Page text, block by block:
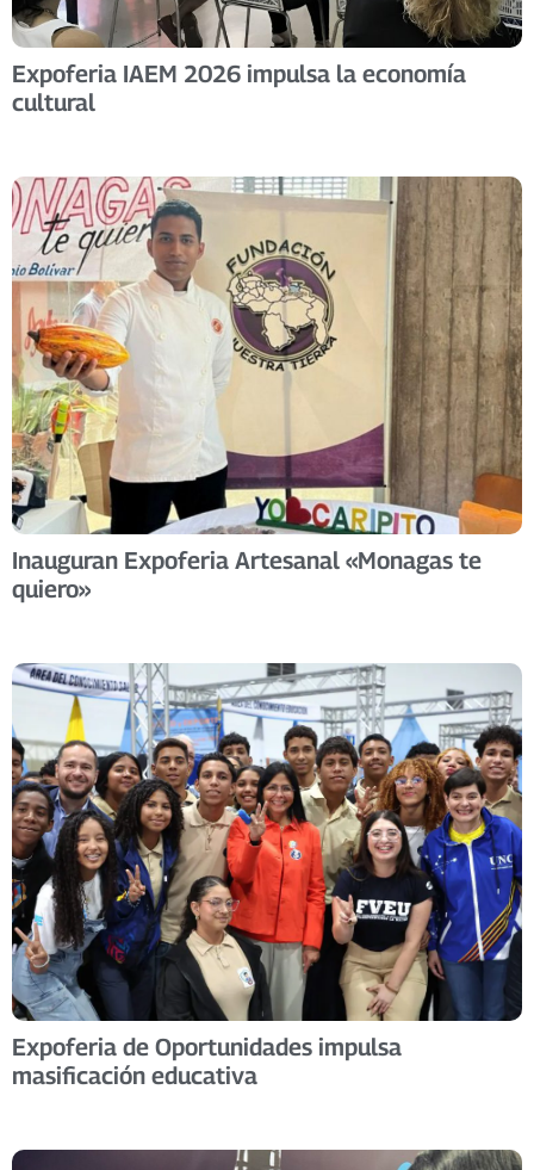
Expoferia IAEM 2026 impulsa la economía
cultural
Inauguran Expoferia Artesanal «Monagas te
quiero»
Expoferia de Oportunidades impulsa
masificación educativa